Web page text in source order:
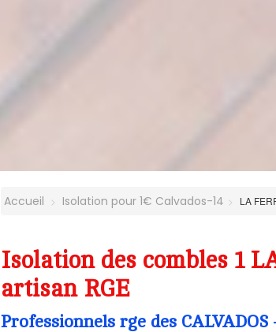
Accueil Isolation pour 1€ Calvados-14 LA
Isolation des combles 1
artisan RGE
Professionnels rge des